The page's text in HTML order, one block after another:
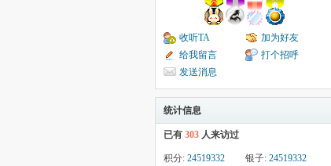
收听TA
加为好友
给我留言
打个招呼
发送消息
统计信息
已有 303 人来访过
积分: 24519332 银子: 24519332